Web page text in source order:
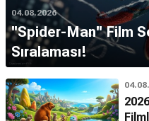
04.08.2026
''Spider-Man'' Film
Sıralaması!